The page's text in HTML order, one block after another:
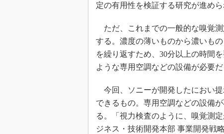
定の有用性を検証する研究が進めら
ただ、これまでの一般的な嗅覚
する。濃度の薄いものから濃いも
を繰り返すため、30分以上の時間
ような専用空調などの設備が必要だ
今回、ソニーが開発したにおい
できるもの。専用空調などの設備
る。「視力検査のように、嗅覚測
ジネス・技術開発本部 事業開発